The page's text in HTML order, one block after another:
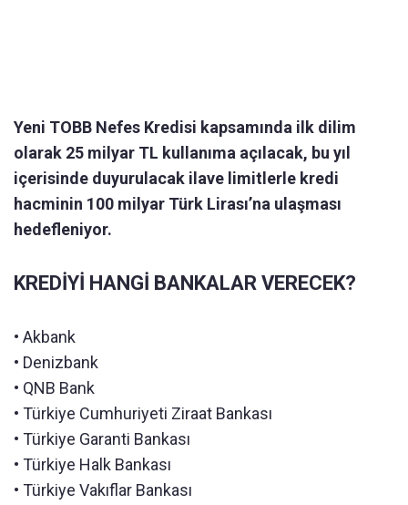
Yeni TOBB Nefes Kredisi kapsamında ilk dilim
olarak 25 milyar TL kullanıma açılacak, bu yıl
içerisinde duyurulacak ilave limitlerle kredi
hacminin 100 milyar Türk Lirası’na ulaşması
hedefleniyor. ​
KREDİYİ HANGİ BANKALAR VERECEK?
• Akbank
• Denizbank
• QNB Bank
• Türkiye Cumhuriyeti Ziraat Bankası
• Türkiye Garanti Bankası
• Türkiye Halk Bankası
• Türkiye Vakıflar Bankası